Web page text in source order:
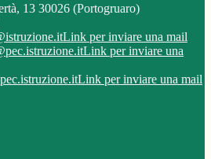
13 30026 (Portogruaro)
Link per inviare una mail
Link per inviare una
Link per inviare una mail